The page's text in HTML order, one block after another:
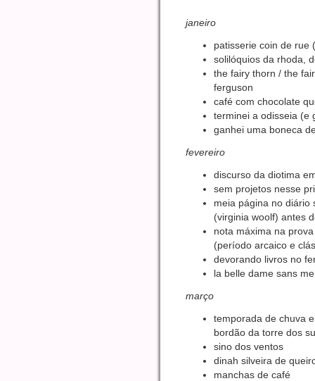
janeiro
patisserie coin de rue
solilóquios da rhoda,
the fairy thorn / the
ferguson
café com chocolate
terminei a odisseia (e
ganhei uma boneca
fevereiro
discurso da diotima
sem projetos nesse
meia página no diário
(virginia woolf) antes
nota máxima na
(período arcaico e
devorando livros no
la belle dame sans
março
temporada de chuva
bordão da torre dos
sino dos ventos
dinah silveira de
manchas de café